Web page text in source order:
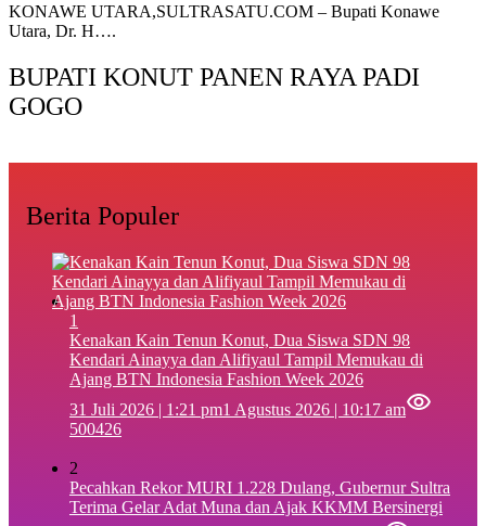
‎KONAWE UTARA,SULTRASATU.COM – Bupati Konawe
Utara, Dr. H….
BUPATI KONUT PANEN RAYA PADI
GOGO
Berita Populer
1
‎Kenakan Kain Tenun Konut, Dua Siswa SDN 98
Kendari Ainayya dan Alifiyaul Tampil Memukau di
Ajang BTN Indonesia Fashion Week 2026
31 Juli 2026 | 1:21 pm1 Agustus 2026 | 10:17 am
500426
2
Pecahkan Rekor MURI 1.228 Dulang, Gubernur Sultra
Terima Gelar Adat Muna dan Ajak KKMM Bersinergi